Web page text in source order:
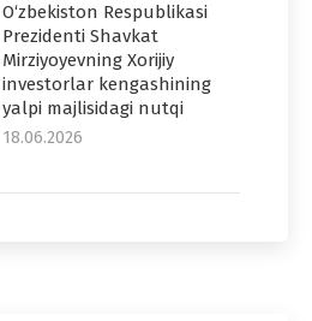
O‘zbekiston Respublikasi
Prezidenti Shavkat
Mirziyoyevning Xorijiy
investorlar kengashining
yalpi majlisidagi nutqi
18.06.2026